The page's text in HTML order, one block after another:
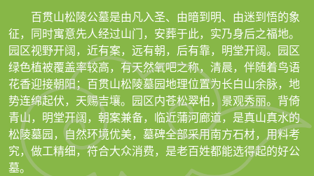
百贯山松陵公墓是由凡入圣、由暗到明、由迷到悟的象
征，同时寓意先人经过山门，安葬于此，实乃身后之福地。
园区视野开阔，近有案，远有朝，后有靠，明堂开阔。园区
绿色植被覆盖率较高，有天然氧吧之称，清晨，伴随着鸟语
花香迎接朝阳；百贯山松陵墓园地理位置为长白山余脉，地
势连绵起伏，天赐吉壤。园区内苍松翠柏，景观秀丽。背倚
青山，明堂开阔，朝案兼备，临近蒲河廊道，是真山真水的
松陵墓园，自然环境优美，墓碑全部采用南方石材，用料考
究，做工精细，符合大众消费，是老百姓都能选得起的好公
墓。